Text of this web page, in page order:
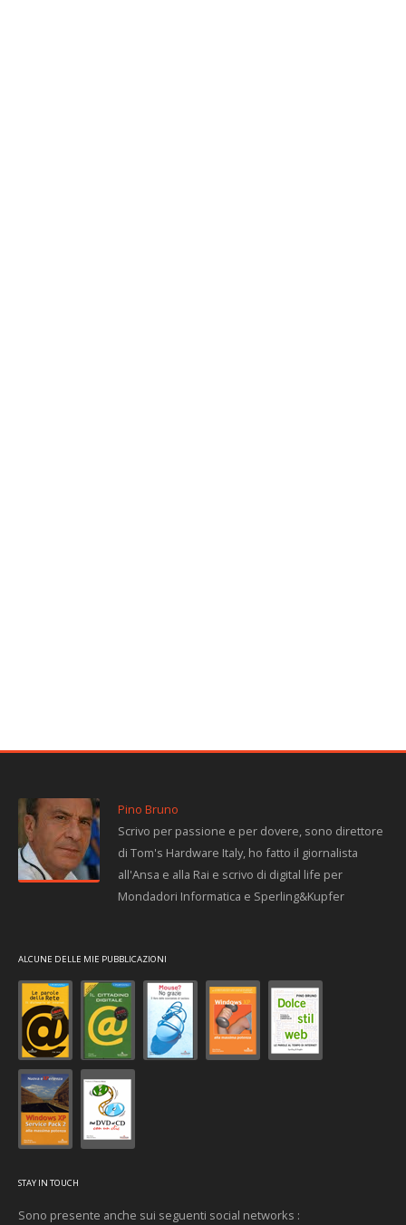
Pino Bruno
Scrivo per passione e per dovere, sono direttore
di Tom's Hardware Italy, ho fatto il giornalista
all'Ansa e alla Rai e scrivo di digital life per
Mondadori Informatica e Sperling&Kupfer
ALCUNE DELLE MIE PUBBLICAZIONI
STAY IN TOUCH
Sono presente anche sui seguenti social networks :